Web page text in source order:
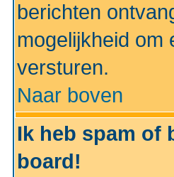
berichten
mogelijkheid om
versturen.
Naar boven
Ik heb spam of
board!